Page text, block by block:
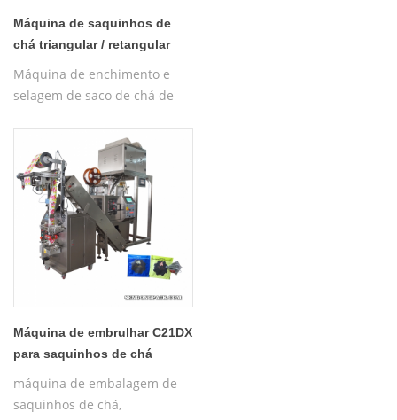
Máquina de saquinhos de
chá triangular / retangular
Máquina de enchimento e
selagem de saco de chá de
pirâmide de nylon
automática/máquina de
embalagem interna e externa
plana
Máquina de embrulhar C21DX
para saquinhos de chá
triangulares
máquina de embalagem de
saquinhos de chá,